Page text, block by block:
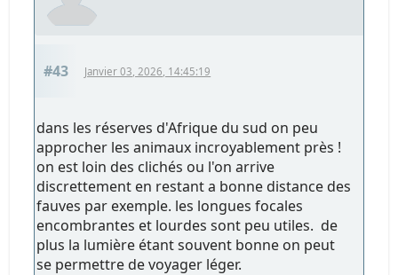
#43 Janvier 03, 2026, 14:45:19
dans les réserves d'Afrique du sud on peu
approcher les animaux incroyablement près !
on est loin des clichés ou l'on arrive
discrettement en restant a bonne distance des
fauves par exemple. les longues focales
encombrantes et lourdes sont peu utiles. de
plus la lumière étant souvent bonne on peut
se permettre de voyager léger.